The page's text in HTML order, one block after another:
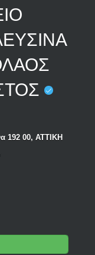
192 00, ΑΤΤΙΚΗ